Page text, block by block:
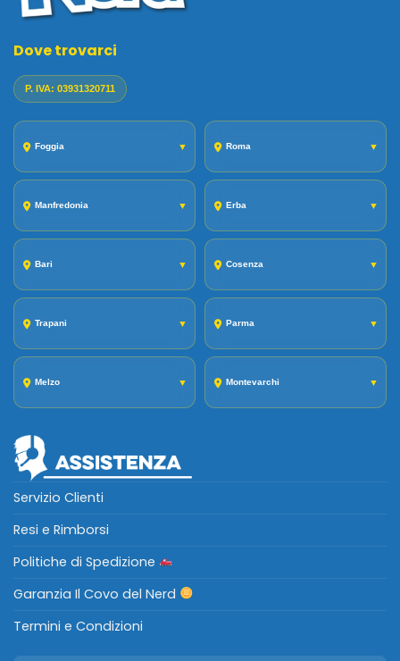
Dove trovarci
P. IVA: 03931320711
Foggia ▼ Roma ▼
Manfredonia ▼ Erba ▼
Bari ▼ Cosenza ▼
Trapani ▼ Parma ▼
Melzo ▼ Montevarchi ▼
Servizio Clienti
Resi e Rimborsi
Politiche di Spedizione
Garanzia Il Covo del Nerd
Termini e Condizioni